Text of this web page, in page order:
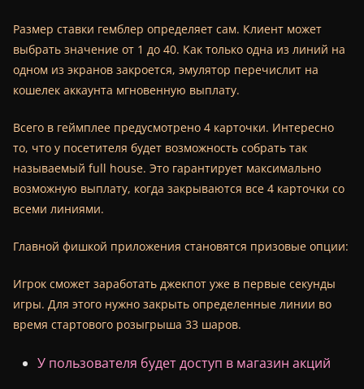
Размер ставки гемблер определяет сам. Клиент может
выбрать значение от 1 до 40. Как только одна из линий на
одном из экранов закроется, эмулятор перечислит на
кошелек аккаунта мгновенную выплату.
Всего в геймплее предусмотрено 4 карточки. Интересно
то, что у посетителя будет возможность собрать так
называемый full house. Это гарантирует максимально
возможную выплату, когда закрываются все 4 карточки со
всеми линиями.
Главной фишкой приложения становятся призовые опции:
Игрок сможет заработать джекпот уже в первые секунды
игры. Для этого нужно закрыть определенные линии во
время стартового розыгрыша 33 шаров.
У пользователя будет доступ в магазин акций